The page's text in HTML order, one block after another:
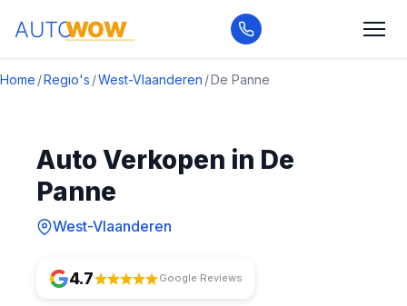
Home /Regio's /West-Vlaanderen /De Panne
Auto Verkopen in De
Panne
West-Vlaanderen
4.7 Google Reviews